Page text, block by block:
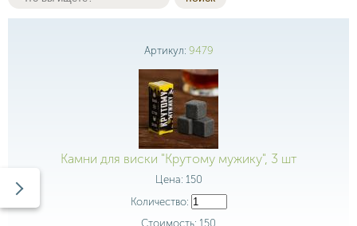
Артикул: 9479
Камни для виски "Крутому мужику", 3 шт
Цена: 150
Количество:
Стоимость: 150